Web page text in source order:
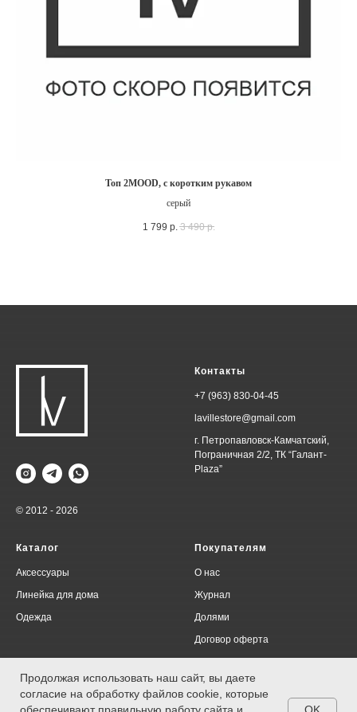
Топ 2MOOD, с коротким рукавом
серый
1 799 р. 3 490 р.
Продолжая использовать наш сайт, вы даете
согласие на обработку файлов cookie, которые
OK
© 2012 - 2026
Контакты
+7 (963) 830-04-45
lavillestore@gmail.com
г. Петропавловск-Камчатский,
Пограничная 2/2, ТК “Галант-
Plaza”
Каталог
Аксессуары
Линейка для дома
Одежда
Покупателям
О нас
Журнал
Долями
Договор оферта
Политика конфиденциальности